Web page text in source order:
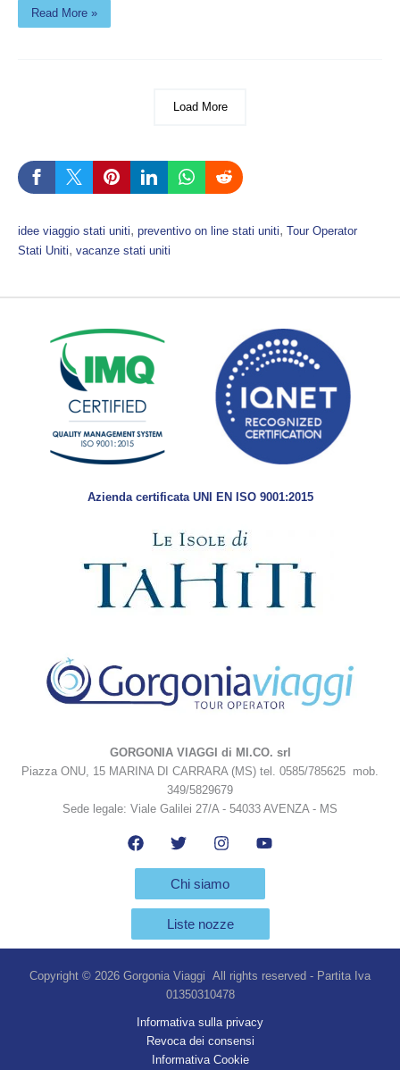
Read More »
Load More
idee viaggio stati uniti, preventivo on line stati uniti, Tour Operator
Stati Uniti, vacanze stati uniti
Azienda certificata UNI EN ISO 9001:2015
GORGONIA VIAGGI di MI.CO. srl
Piazza ONU, 15 MARINA DI CARRARA (MS) tel. 0585/785625 mob.
349/5829679
Sede legale: Viale Galilei 27/A - 54033 AVENZA - MS
Chi siamo
Liste nozze
Copyright © 2026 Gorgonia Viaggi All rights reserved - Partita Iva
01350310478
Informativa sulla privacy
Revoca dei consensi
Informativa Cookie